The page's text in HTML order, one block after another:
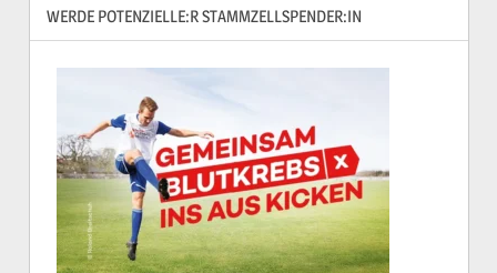
WERDE POTENZIELLE:R STAMMZELLSPENDER:IN